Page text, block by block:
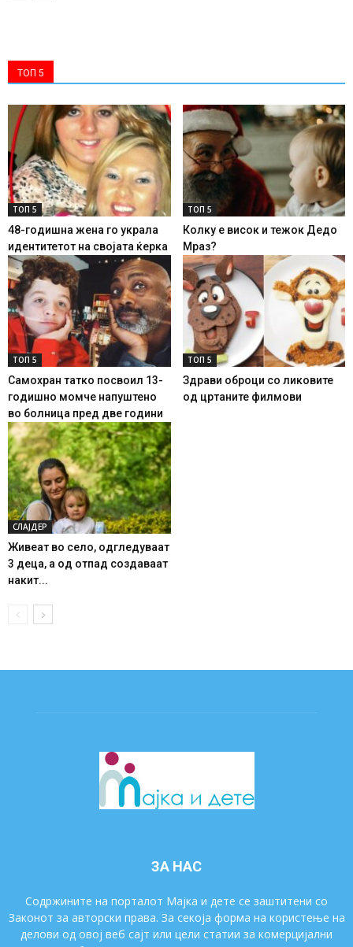
ТОП 5
ТОП 5
48-годишна жена го украла
идентитетот на својата ќерка
ТОП 5
Колку е висок и тежок Дедо
Мраз?
ТОП 5
Самохран татко посвоил 13-
годишно момче напуштено
во болница пред две години
ТОП 5
Здрави оброци со ликовите
од цртаните филмови
СЛАЈДЕР
Живеат во село, одгледуваат
3 деца, а од отпад создаваат
накит...
ЗА НАС
Содржините на порталот Мајка и дете се заштитени со
Законот за авторски права. За секоја форма на користење на
делови од овој веб сајт или цели статии за комерцијални